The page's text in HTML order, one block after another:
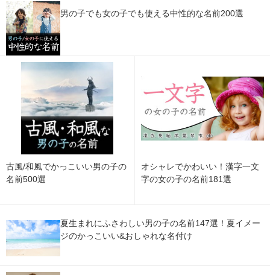
男の子でも女の子でも使える中性的な名前200選
古風/和風でかっこいい男の子の
名前500選
オシャレでかわいい！漢字一文
字の女の子の名前181選
夏生まれにふさわしい男の子の名前147選！夏イメー
ジのかっこいい&おしゃれな名付け